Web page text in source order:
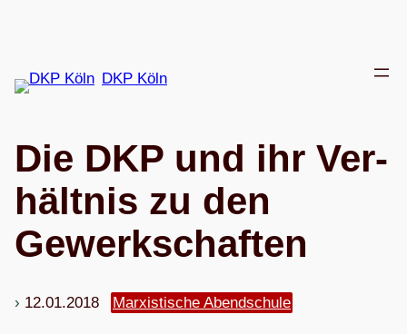
springen
DKP Köln
Die DKP und ihr Ver­
hält­nis zu den
Gewerkschaften
12.01.2018 Marxistische Abendschule